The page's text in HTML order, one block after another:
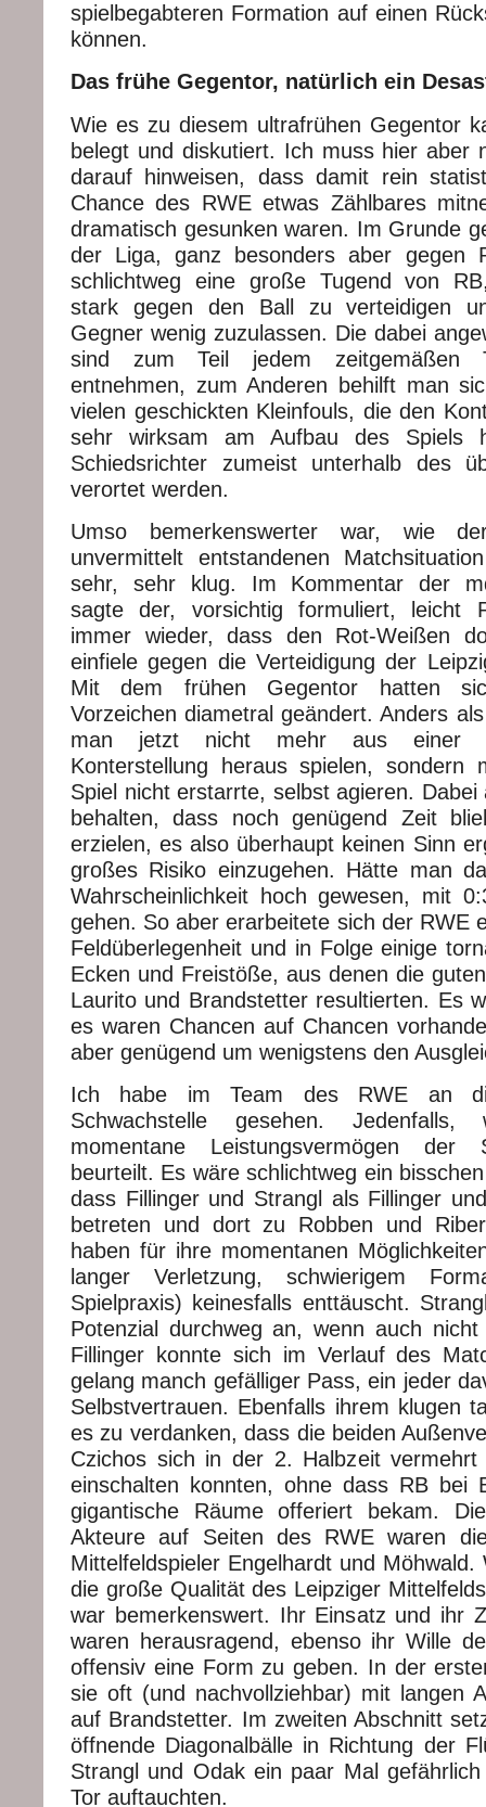
spielbegabteren Formation auf einen
können.
Das frühe Gegentor, natürlich ein
Wie es zu diesem ultrafrühen Gegentor
belegt und diskutiert. Ich muss hier aber
darauf hinweisen, dass damit rein
Chance des RWE etwas Zählbares
dramatisch gesunken waren. Im Grunde
der Liga, ganz besonders aber gegen
schlichtweg eine große Tugend von
stark gegen den Ball zu verteidigen
Gegner wenig zuzulassen. Die dabei
sind zum Teil jedem zeitgemäßen
entnehmen, zum Anderen behilft man
vielen geschickten Kleinfouls, die den
sehr wirksam am Aufbau des Spiels
Schiedsrichter zumeist unterhalb des
verortet werden.
Umso bemerkenswerter war, wie
unvermittelt entstandenen
sehr, sehr klug. Im Kommentar der
sagte der, vorsichtig formuliert, leicht
immer wieder, dass den Rot-Weißen
einfiele gegen die Verteidigung der
Mit dem frühen Gegentor hatten
Vorzeichen diametral geändert. Anders
man jetzt nicht mehr aus einer
Konterstellung heraus spielen, sondern
Spiel nicht erstarrte, selbst agieren.
behalten, dass noch genügend Zeit
erzielen, es also überhaupt keinen Sinn
großes Risiko einzugehen. Hätte man
Wahrscheinlichkeit hoch gewesen, mit
gehen. So aber erarbeitete sich der RWE
Feldüberlegenheit und in Folge einige
Ecken und Freistöße, aus denen die
Laurito und Brandstetter resultierten. Es
es waren Chancen auf Chancen
aber genügend um wenigstens den
Ich habe im Team des RWE an
Schwachstelle gesehen.
momentane Leistungsvermögen der
beurteilt. Es wäre schlichtweg ein
dass Fillinger und Strangl als Fillinger
betreten und dort zu Robben und
haben für ihre momentanen
langer Verletzung, schwierigem
Spielpraxis) keinesfalls enttäuscht.
Potenzial durchweg an, wenn auch
Fillinger konnte sich im Verlauf des
gelang manch gefälliger Pass, ein jeder
Selbstvertrauen. Ebenfalls ihrem klugen
es zu verdanken, dass die beiden
Czichos sich in der 2. Halbzeit
einschalten konnten, ohne dass RB bei
gigantische Räume offeriert bekam.
Akteure auf Seiten des RWE waren
Mittelfeldspieler Engelhardt und Möhwald.
die große Qualität des Leipziger
war bemerkenswert. Ihr Einsatz und ihr
waren herausragend, ebenso ihr Wille
offensiv eine Form zu geben. In der
sie oft (und nachvollziehbar) mit langen
auf Brandstetter. Im zweiten Abschnitt
öffnende Diagonalbälle in Richtung der
Strangl und Odak ein paar Mal
Tor auftauchten.